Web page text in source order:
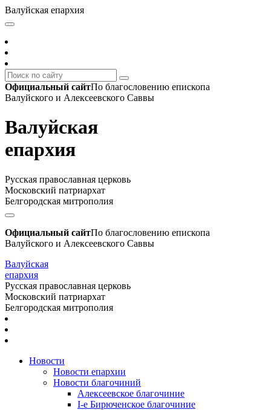
Валуйская епархия
Официальный сайтПо благословению епископа
Валуйского и Алексеевского Саввы
Валуйская
епархия
Русская православная церковь
Московский патриархат
Белгородская митрополия
Официальный сайтПо благословению епископа
Валуйского и Алексеевского Саввы
Валуйская
епархия
Русская православная церковь
Московский патриархат
Белгородская митрополия
Новости
Новости епархии
Новости благочиний
Алексеевское благочиние
I-е Бирюченское благочиние